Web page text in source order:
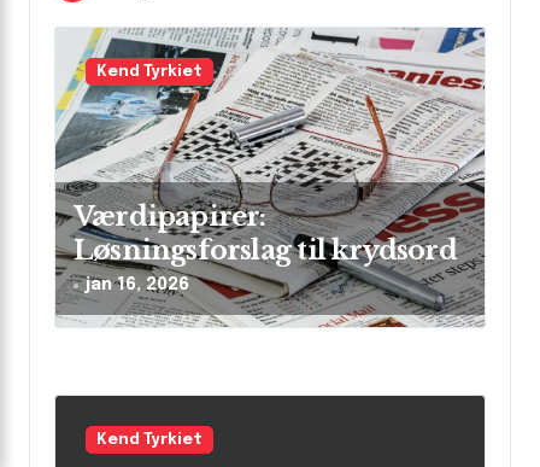
g
a
t
i
o
n
Kend Tyrkiet
Værdipapirer:
Løsningsforslag til krydsord
jan 16, 2026
Kend Tyrkiet